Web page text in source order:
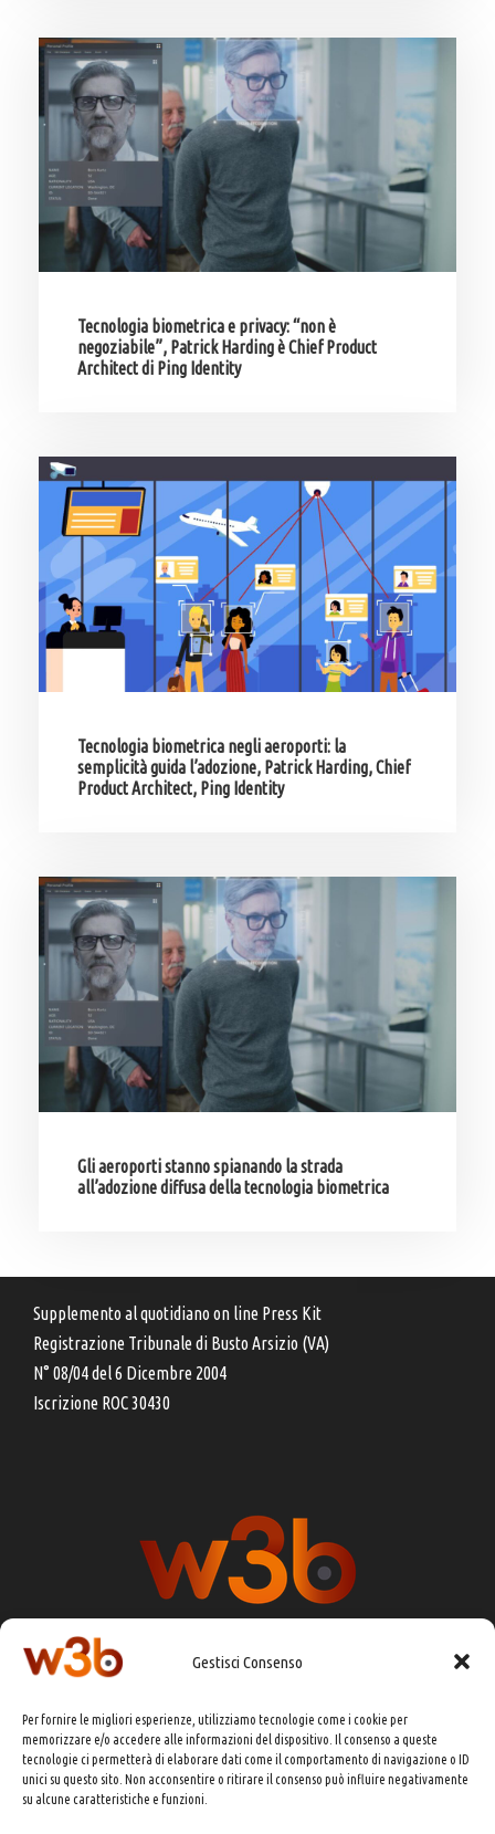
Gestisci Consenso
Per fornire le migliori esperienze, utilizziamo tecnologie come i cookie per
memorizzare e/o accedere alle informazioni del dispositivo. Il consenso a queste
tecnologie ci permetterà di elaborare dati come il comportamento di navigazione o ID
unici su questo sito. Non acconsentire o ritirare il consenso può influire negativamente
su alcune caratteristiche e funzioni.
Tecnologia biometrica e privacy: “non è
negoziabile”, Patrick Harding è Chief Product
Architect di Ping Identity
Tecnologia biometrica negli aeroporti: la
semplicità guida l’adozione, Patrick Harding, Chief
Product Architect, Ping Identity
Gli aeroporti stanno spianando la strada
all’adozione diffusa della tecnologia biometrica
Supplemento al quotidiano on line Press Kit
Registrazione Tribunale di Busto Arsizio (VA)
N° 08/04 del 6 Dicembre 2004
Iscrizione ROC 30430
DIRETTORE RESPONSABILE:
CHIARA PORTA
REDAZIONE & GRAFICA:EOIPSO.IT
EDITORE:EOIPSO.IT
CONTATTI:redazione@presskit.it